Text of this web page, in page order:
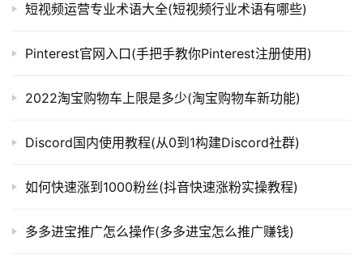
短视频运营专业术语大全(短视频行业术语有哪些)
Pinterest官网入口(手把手教你Pinterest注册使用)
2022淘宝购物车上限是多少(淘宝购物车新功能)
Discord国内使用教程(从0到1构建Discord社群)
如何快速涨到1000粉丝(抖音快速涨粉实操教程)
多多进宝推广怎么操作(多多进宝怎么推广赚钱)